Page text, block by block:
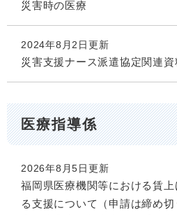
災害時の医療
2024年8月2日更新
災害支援ナース派遣協定関連資
医療指導係
2026年8月5日更新
福岡県医療機関等における賃
る支援について（申請は締め